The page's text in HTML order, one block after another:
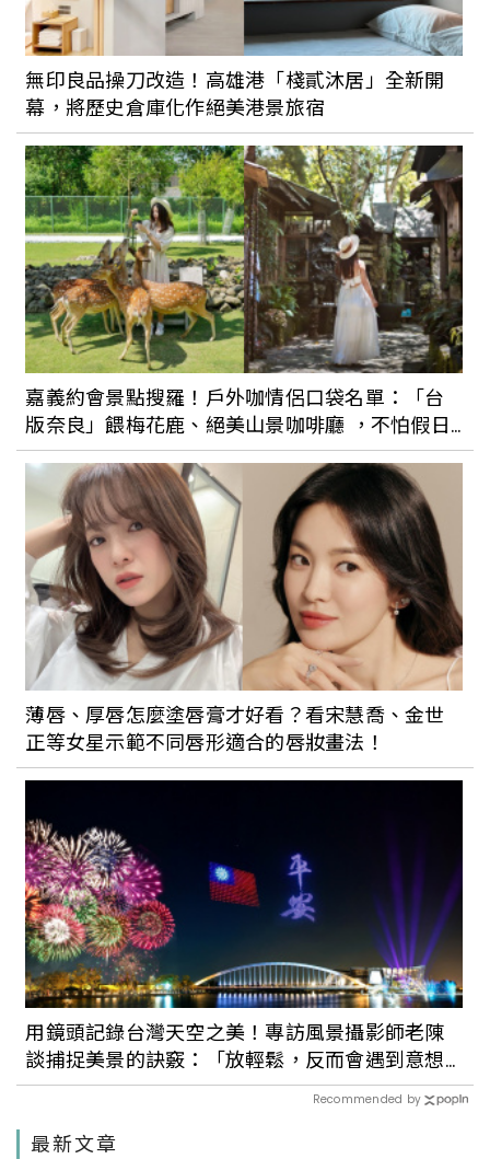
無印良品操刀改造！高雄港「棧貳沐居」全新開
幕，將歷史倉庫化作絕美港景旅宿
嘉義約會景點搜羅！戶外咖情侶口袋名單：「台
版奈良」餵梅花鹿、絕美山景咖啡廳 ，不怕假日
沒地方去
薄唇、厚唇怎麼塗唇膏才好看？看宋慧喬、金世
正等女星示範不同唇形適合的唇妝畫法！
用鏡頭記錄台灣天空之美！專訪風景攝影師老陳
談捕捉美景的訣竅：「放輕鬆，反而會遇到意想
不到的驚喜。」
Recommended by
最新文章